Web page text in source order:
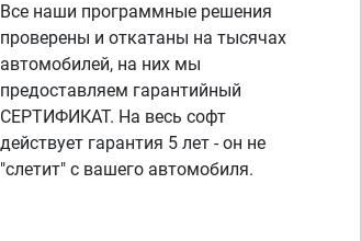
Все наши программные решения
проверены и откатаны на тысячах
автомобилей, на них мы
предоставляем гарантийный
СЕРТИФИКАТ. На весь софт
действует гарантия 5 лет - он не
"слетит" с вашего автомобиля.